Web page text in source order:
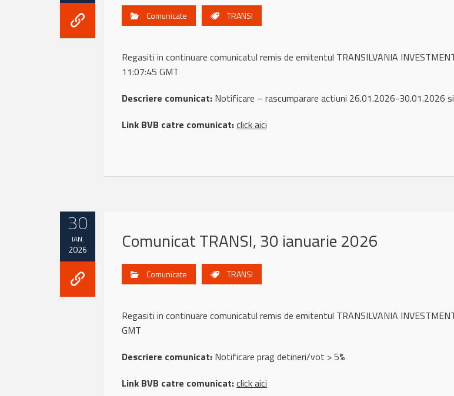
Comunicate TRANSI
Regasiti in continuare comunicatul remis de emitentul TRANSILVANIA
11:07:45 GMT
Descriere comunicat: Notificare – rascumparare actiuni 26.01.2026-30.01.2026
Link BVB catre comunicat:click aici
30
IAN.
2026 Comunicat TRANSI, 30 ianuarie 2026
Comunicate TRANSI
Regasiti in continuare comunicatul remis de emitentul TRANSILVANIA
GMT
Descriere comunicat: Notificare prag detineri/vot > 5%
Link BVB catre comunicat:click aici